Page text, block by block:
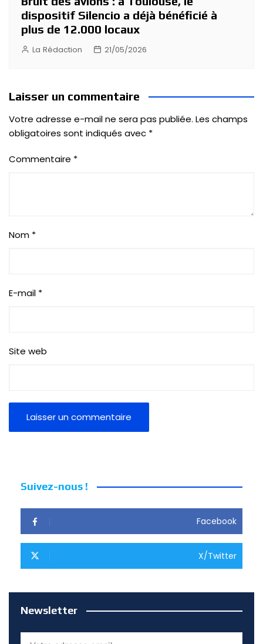
dispositif Silencio a déjà bénéficié à
plus de 12.000 locaux
La Rédaction 21/05/2026
Laisser un commentaire
Votre adresse e-mail ne sera pas publiée. Les champs
obligatoires sont indiqués avec *
Commentaire *
Nom *
E-mail *
Site web
Suivez-nous !
Facebook
X/Twitter
Newsletter